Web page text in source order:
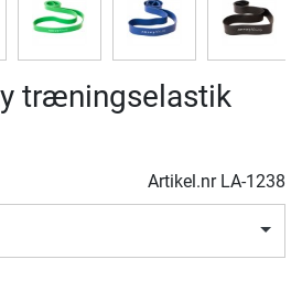
træningselastik
Artikel.nr LA-1238